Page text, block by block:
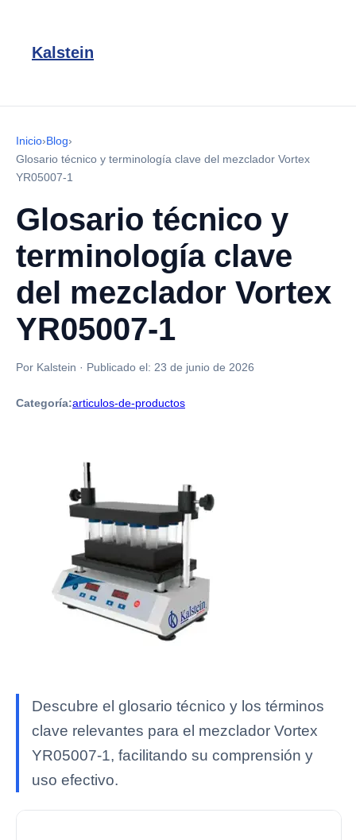
Kalstein
Inicio›Blog›
Glosario técnico y terminología clave del mezclador Vortex
YR05007-1
Glosario técnico y
terminología clave
del mezclador Vortex
YR05007-1
Por Kalstein · Publicado el: 23 de junio de 2026
Categoría:articulos-de-productos
Descubre el glosario técnico y los términos
clave relevantes para el mezclador Vortex
YR05007-1, facilitando su comprensión y
uso efectivo.